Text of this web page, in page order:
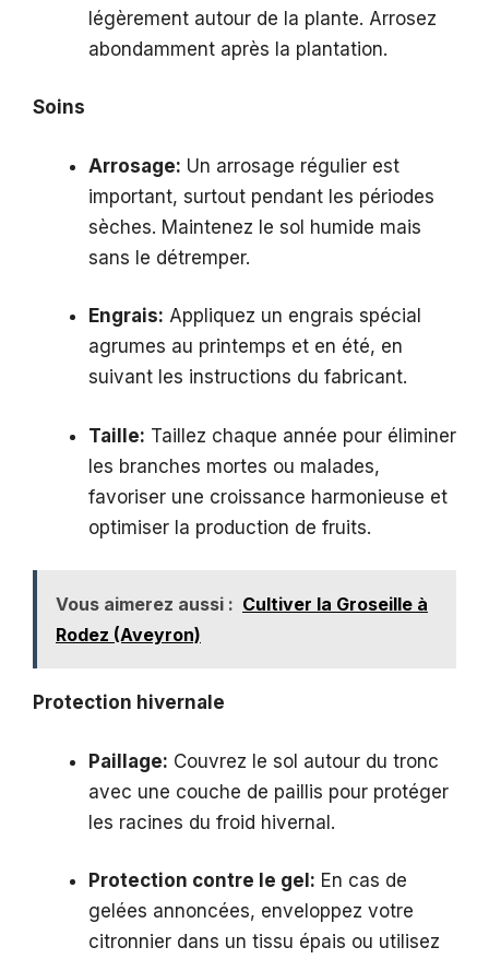
légèrement autour de la plante. Arrosez
abondamment après la plantation.
Soins
Arrosage: Un arrosage régulier est
important, surtout pendant les périodes
sèches. Maintenez le sol humide mais
sans le détremper.
Engrais: Appliquez un engrais spécial
agrumes au printemps et en été, en
suivant les instructions du fabricant.
Taille: Taillez chaque année pour éliminer
les branches mortes ou malades,
favoriser une croissance harmonieuse et
optimiser la production de fruits.
Vous aimerez aussi : Cultiver la Groseille à
Rodez (Aveyron)
Protection hivernale
Paillage: Couvrez le sol autour du tronc
avec une couche de paillis pour protéger
les racines du froid hivernal.
Protection contre le gel: En cas de
gelées annoncées, enveloppez votre
citronnier dans un tissu épais ou utilisez